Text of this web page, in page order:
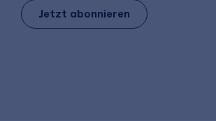
Jetzt abonnieren